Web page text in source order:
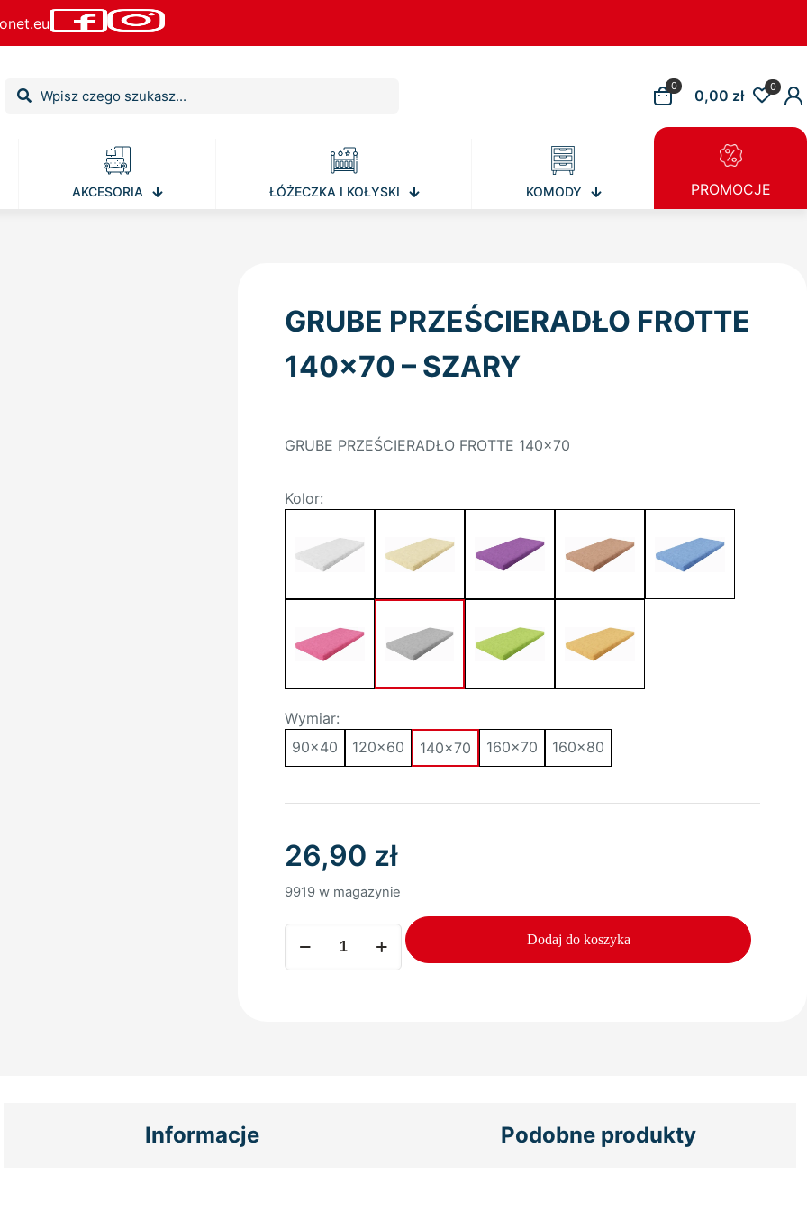
0
0,00 zł
0
AKCESORIA ŁÓŻECZKA I KOŁYSKI KOMODY PROMOCJE
GRUBE PRZEŚCIERADŁO FROTTE
140×70 – SZARY
GRUBE PRZEŚCIERADŁO FROTTE 140×70
Kolor:
Wymiar:
90x40
120x60 140x70 160x70 160x80
26,90 zł
9919 w magazynie
PRZEŚCIERADŁO
Dodaj do koszyka
Informacje Podobne produkty